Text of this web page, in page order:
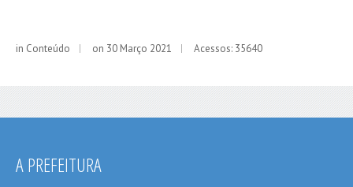
in Conteúdo on 30 Março 2021 Acessos: 35640
A PREFEITURA